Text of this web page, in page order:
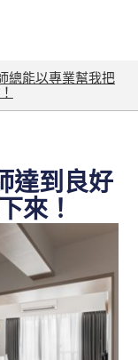
總能以專業幫我把
達到良好
來！